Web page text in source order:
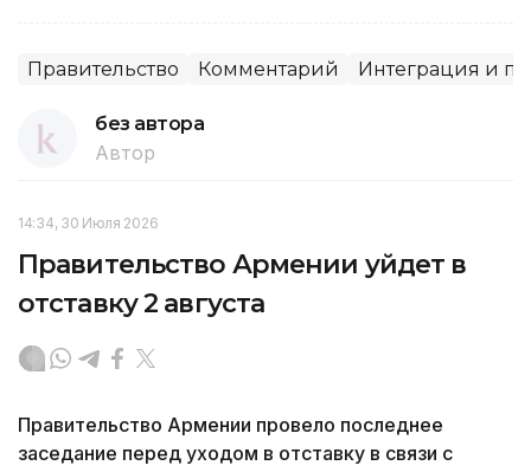
Правительство Комментарий Интеграция и
без автора
Автор
14:34, 30 Июля 2026
Правительство Армении уйдет в
отставку 2 августа
Правительство Армении провело последнее
заседание перед уходом в отставку в связи с